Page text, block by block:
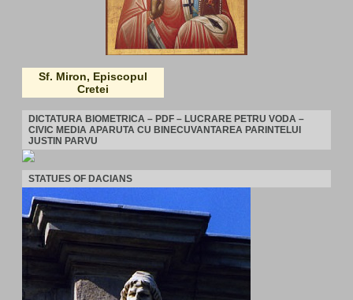
Sf. Miron, Episcopul
Cretei
DICTATURA BIOMETRICA – PDF – LUCRARE PETRU VODA –
CIVIC MEDIA APARUTA CU BINECUVANTAREA PARINTELUI
JUSTIN PARVU
STATUES OF DACIANS